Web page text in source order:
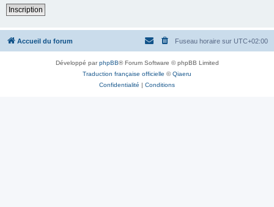
Inscription
Accueil du forum Fuseau horaire sur UTC+02:00
Développé parphpBB® Forum Software © phpBB Limited
Traduction française officielle ©Qiaeru
Confidentialité | Conditions